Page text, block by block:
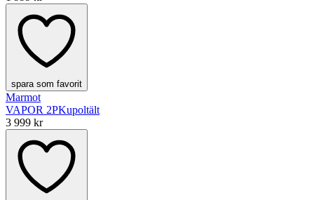
spara som favorit
Marmot
VAPOR 2PKupoltält
3 999 kr